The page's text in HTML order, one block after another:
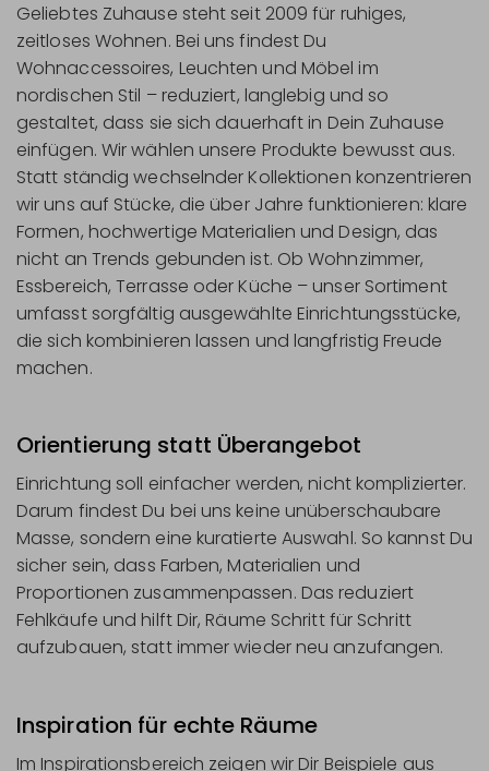
Geliebtes Zuhause steht seit 2009 für ruhiges,
zeitloses Wohnen. Bei uns findest Du
Wohnaccessoires, Leuchten und Möbel im
nordischen Stil – reduziert, langlebig und so
gestaltet, dass sie sich dauerhaft in Dein Zuhause
einfügen. Wir wählen unsere Produkte bewusst aus.
Statt ständig wechselnder Kollektionen konzentrieren
wir uns auf Stücke, die über Jahre funktionieren: klare
Formen, hochwertige Materialien und Design, das
nicht an Trends gebunden ist. Ob Wohnzimmer,
Essbereich, Terrasse oder Küche – unser Sortiment
umfasst sorgfältig ausgewählte Einrichtungsstücke,
die sich kombinieren lassen und langfristig Freude
machen.
Orientierung statt Überangebot
Einrichtung soll einfacher werden, nicht komplizierter.
Darum findest Du bei uns keine unüberschaubare
Masse, sondern eine kuratierte Auswahl. So kannst Du
sicher sein, dass Farben, Materialien und
Proportionen zusammenpassen. Das reduziert
Fehlkäufe und hilft Dir, Räume Schritt für Schritt
aufzubauen, statt immer wieder neu anzufangen.
Inspiration für echte Räume
Im Inspirationsbereich zeigen wir Dir Beispiele aus